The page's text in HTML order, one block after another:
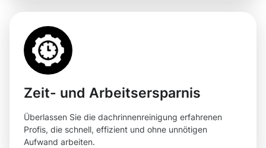
Zeit- und Arbeitsersparnis
Überlassen Sie die dachrinnenreinigung erfahrenen
Profis, die schnell, effizient und ohne unnötigen
Aufwand arbeiten.